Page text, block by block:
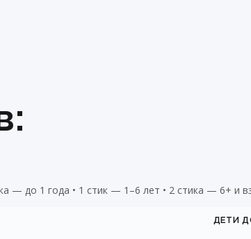
— до 1 года • 1 стик — 1–6 лет • 2 стика — 6+ и
ДЕТИ